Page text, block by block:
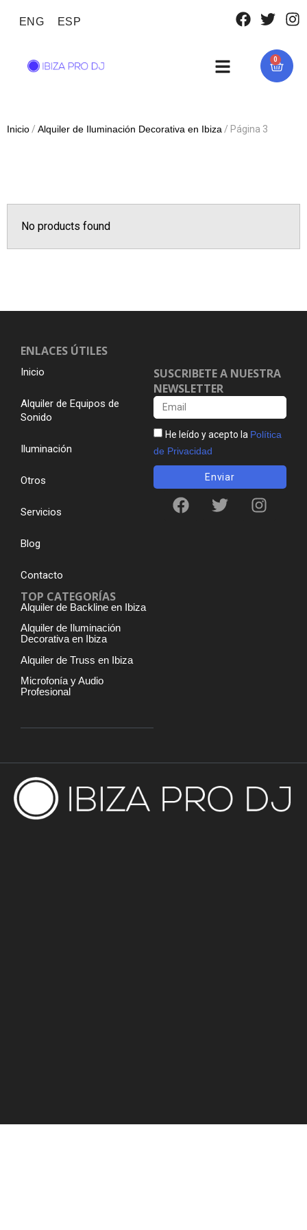
ENG ESP
0
Inicio / Alquiler de Iluminación Decorativa en Ibiza / Página 3
No products found
ENLACES ÚTILES
Inicio
Alquiler de Equipos de
Sonido
Iluminación
Otros
Servicios
Blog
Contacto
TOP CATEGORÍAS
Alquiler de Backline en Ibiza
Alquiler de Iluminación
Decorativa en Ibiza
Alquiler de Truss en Ibiza
Microfonía y Audio
Profesional
SUSCRIBETE A NUESTRA
NEWSLETTER
He leído y acepto la Política
de Privacidad
Enviar